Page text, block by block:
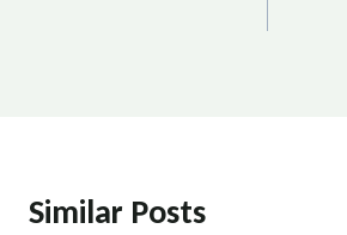
Similar Posts